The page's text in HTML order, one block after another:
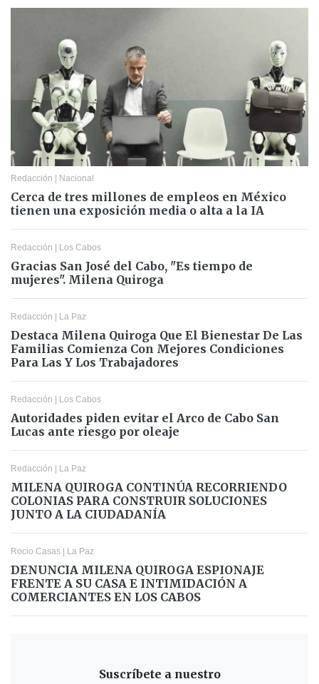
Redacción | Nacional
Cerca de tres millones de empleos en México
tienen una exposición media o alta a la IA
Redacción | Los Cabos
Gracias San José del Cabo, "Es tiempo de
mujeres". Milena Quiroga
Redacción | La Paz
Destaca Milena Quiroga Que El Bienestar De Las
Familias Comienza Con Mejores Condiciones
Para Las Y Los Trabajadores
Redacción | Los Cabos
Autoridades piden evitar el Arco de Cabo San
Lucas ante riesgo por oleaje
Redacción | La Paz
MILENA QUIROGA CONTINÚA RECORRIENDO
COLONIAS PARA CONSTRUIR SOLUCIONES
JUNTO A LA CIUDADANÍA
Rocio Casas | La Paz
DENUNCIA MILENA QUIROGA ESPIONAJE
FRENTE A SU CASA E INTIMIDACIÓN A
COMERCIANTES EN LOS CABOS
Suscríbete a nuestro